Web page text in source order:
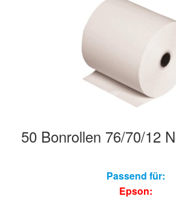
Hersteller/Gerät
Apothekenrollen
Rollen für Waagen
50 Bonrollen 76/70/12
Passend für:
Epson: